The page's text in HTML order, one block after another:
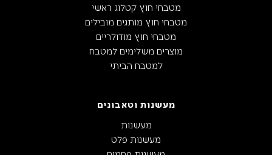
מטבחי חוץ קטלוג ראשי
מטבחי חוץ מותגים מובילים
מטבחי חוץ מודולריים
מוצרים משלימים למטבח
למטבח הביתי
מעשנות וטאבונים
מעשנות
מעשנות פלט